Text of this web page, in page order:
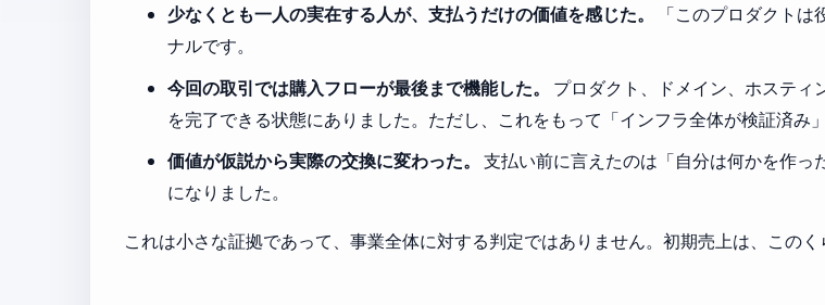
少なくとも一人の実在する人が、支払うだけの価値を感じた。
「このプロダクト
ナルです。
今回の取引では購入フローが最後まで機能した。
プロダクト、ドメイン、ホスティ
を完了できる状態にありました。ただし、これをもって「インフラ全体が検証済み
価値が仮説から実際の交換に変わった。 支払い前に言えたのは「自分は何かを作っ
になりました。
これは小さな証拠であって、事業全体に対する判定ではありません。初期売上は、この